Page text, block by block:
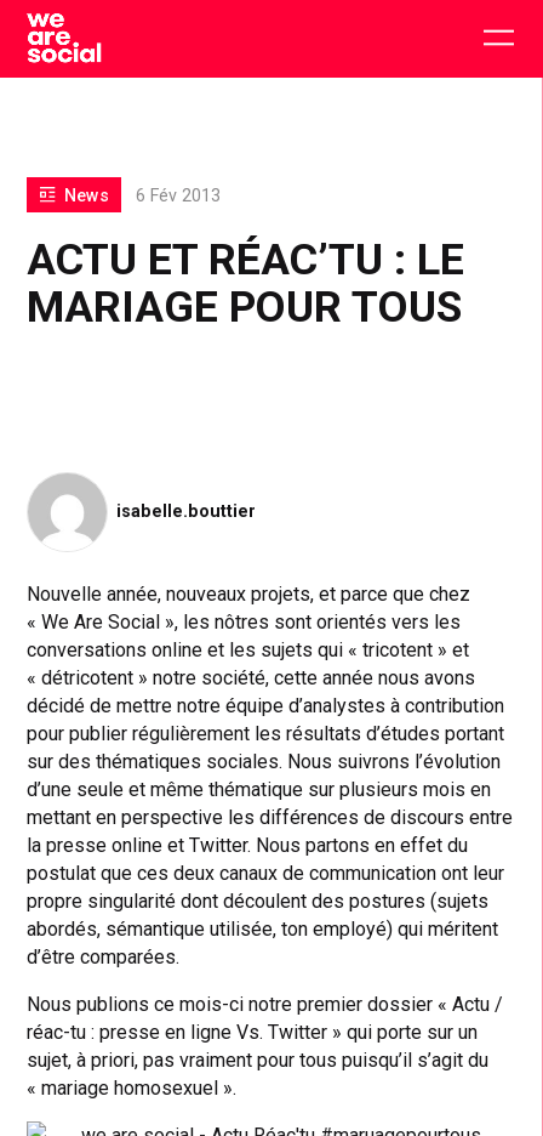
Skip
content
ACTU ET RÉAC’TU : LE
MARIAGE POUR TOUS
News 6 Fév 2013
isabelle.bouttier
Nouvelle année, nouveaux projets, et parce que chez
« We Are Social », les nôtres sont orientés vers les
conversations online et les sujets qui « tricotent » et
« détricotent » notre société, cette année nous avons
décidé de mettre notre équipe d’analystes à contribution
pour publier régulièrement les résultats d’études portant
sur des thématiques sociales. Nous suivrons l’évolution
d’une seule et même thématique sur plusieurs mois en
mettant en perspective les différences de discours entre
la presse online et Twitter. Nous partons en effet du
postulat que ces deux canaux de communication ont leur
propre singularité dont découlent des postures (sujets
abordés, sémantique utilisée, ton employé) qui méritent
d’être comparées.
Nous publions ce mois-ci notre premier dossier « Actu /
réac-tu : presse en ligne Vs. Twitter » qui porte sur un
sujet, à priori, pas vraiment pour tous puisqu’il s’agit du
« mariage homosexuel ».